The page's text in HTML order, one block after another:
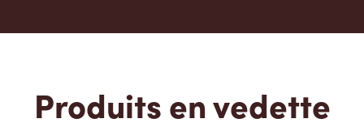
Produits en vedette